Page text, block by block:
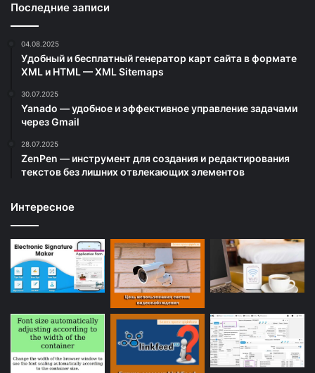
Последние записи
04.08.2025
Удобный и бесплатный генератор карт сайта в формате
XML и HTML — XML Sitemaps
30.07.2025
Yanado — удобное и эффективное управление задачами
через Gmail
28.07.2025
ZenPen — инструмент для создания и редактирования
текстов без лишних отвлекающих элементов
Интересное